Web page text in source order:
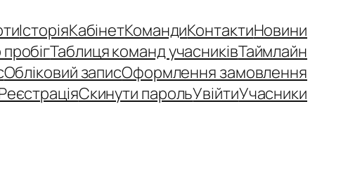
ІсторіяКабінетКомандиКонтактиНовини
Таблиця команд учасниківТаймлайн
Обліковий записОформлення замовлення
Скинути парольУвійтиУчасники